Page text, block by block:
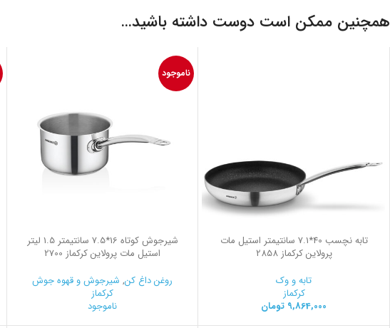
همچنین ممکن است دوست داشته باشید…
تابه نچسب 40*7.1 سانتیمتر استیل مات
پرولاین کرکماز 2858
تابه و وک
کرکماز
9,864,000 تومان
ناموجود
شیرجوش کوتاه 16*7.5 سانتیمتر 1.5 لیتر
استیل مات پرولاین کرکماز 2700
روغن داغ کن, شیرجوش و قهوه جوش
کرکماز
ناموجود